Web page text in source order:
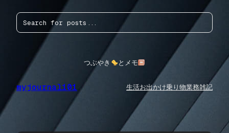
検
索
つぶやき とメモ
myjournal101 生活お出かけ乗り物業務雑記